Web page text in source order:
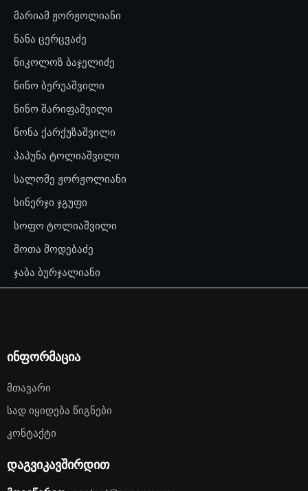
მარიამ ჟორჟოლიანი
ნანა ცერცვაძე
ნიკოლოზ ბაჯელიძე
ნინო ბერუაშვილი
ნინო შარიფაშვილი
ნონა ქარქუზაშვილი
პაპუნა ტოლიაშვილი
სალომე ჟორჟოლიანი
სინერჯი ჯგუფი
სოფო ტოლიაშვილი
შოთა მოდებაძე
ჯაბა ბურჯალიანი
ინფორმაცია
Მთავარი
Სად Იყიდება Წიგნები
Კონტაქტი
დაგვიკავშირდით